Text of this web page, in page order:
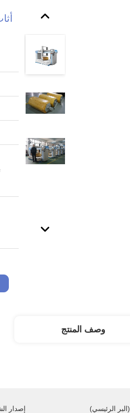
وصف المنتج
الرئيسي) إصدار